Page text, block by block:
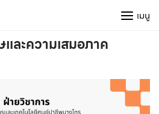
เมนู
ละความเสมอภาค